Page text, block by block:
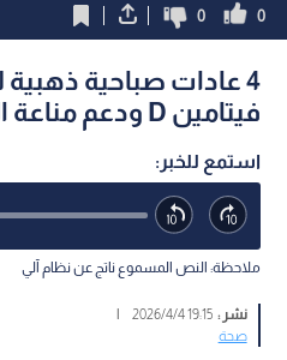
0
0
4 عادات صباحية
فيتامين D ودعم مناعة الجسم
استمع للخبر:
ملاحظة: النص المسموع ناتج عن نظام آلي
نشر :19:15 2026/4/4
|
صحة